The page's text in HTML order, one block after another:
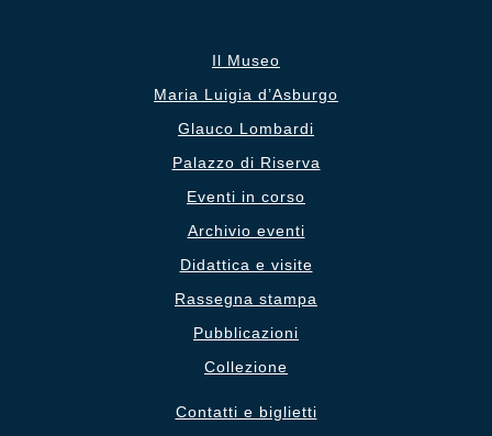
Il Museo
Maria Luigia d’Asburgo
Glauco Lombardi
Palazzo di Riserva
Eventi in corso
Archivio eventi
Didattica e visite
Rassegna stampa
Pubblicazioni
Collezione
Contatti e biglietti